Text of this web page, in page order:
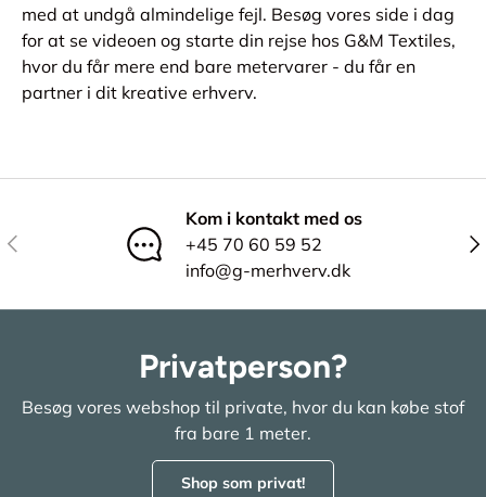
med at undgå almindelige fejl. Besøg vores side i dag
for at se videoen og starte din rejse hos G&M Textiles,
hvor du får mere end bare metervarer - du får en
partner i dit kreative erhverv.
Tidligere
Kom i kontakt med os
+45 70 60 59 52
info@g-merhverv.dk
Privatperson?
Besøg vores webshop til private, hvor du kan købe stof
fra bare 1 meter.
Shop som privat!